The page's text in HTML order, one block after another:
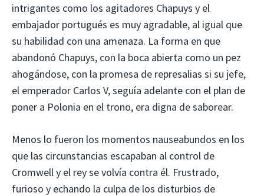
intrigantes como los agitadores Chapuys y el
embajador portugués es muy agradable, al igual que
su habilidad con una amenaza. La forma en que
abandonó Chapuys, con la boca abierta como un pez
ahogándose, con la promesa de represalias si su jefe,
el emperador Carlos V, seguía adelante con el plan de
poner a Polonia en el trono, era digna de saborear.
Menos lo fueron los momentos nauseabundos en los
que las circunstancias escapaban al control de
Cromwell y el rey se volvía contra él. Frustrado,
furioso y echando la culpa de los disturbios de